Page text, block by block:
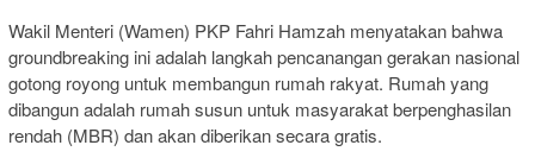
Wakil Menteri (Wamen) PKP Fahri Hamzah menyatakan bahwa
groundbreaking ini adalah langkah pencanangan gerakan nasional
gotong royong untuk membangun rumah rakyat. Rumah yang
dibangun adalah rumah susun untuk masyarakat berpenghasilan
rendah (MBR) dan akan diberikan secara gratis.